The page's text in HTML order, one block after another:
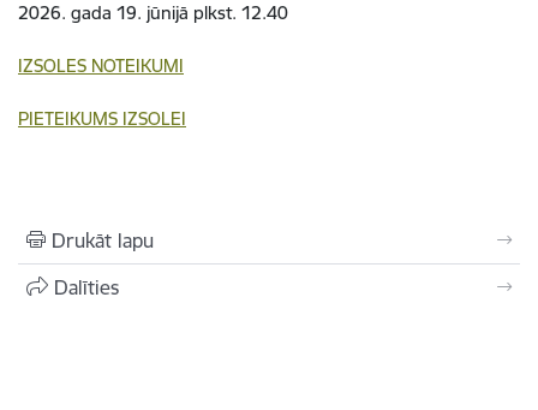
2026. gada 19. jūnijā plkst. 12.40
IZSOLES NOTEIKUMI
PIETEIKUMS IZSOLEI
Drukāt lapu
Dalīties